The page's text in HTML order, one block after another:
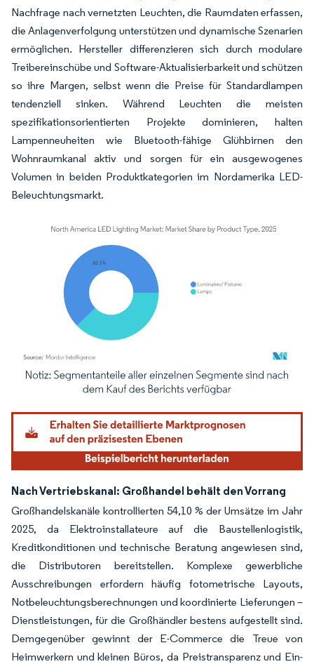
Nachfrage nach vernetzten Leuchten, die Raumdaten erfassen,
die Anlagenverfolgung unterstützen und dynamische Szenarien
ermöglichen. Hersteller differenzieren sich durch modulare
Treibereinschübe und Software-Aktualisierbarkeit und schützen
so ihre Margen, selbst wenn die Preise für Standardlampen
tendenziell sinken. Während Leuchten die meisten
spezifikationsorientierten Projekte dominieren, halten
Lampenneuheiten wie Bluetooth-fähige Glühbirnen den
Wohnraumkanal aktiv und sorgen für ein ausgewogenes
Volumen in beiden Produktkategorien im Nordamerika LED-
Beleuchtungsmarkt.
Bild © Mordor Intelligence. Wiederverwendung erfordert Namensnennung
Nach Vertriebskanal: Großhandel behält den Vorrang
Großhandelskanäle kontrollierten 54,10 % der Umsätze im Jahr
2025, da Elektroinstallateure auf die Baustellenlogistik,
Kreditkonditionen und technische Beratung angewiesen sind,
die Distributoren bereitstellen. Komplexe gewerbliche
Ausschreibungen erfordern häufig fotometrische Layouts,
Notbeleuchtungsberechnungen und koordinierte Lieferungen –
Dienstleistungen, für die Großhändler bestens aufgestellt sind.
Demgegenüber gewinnt der E-Commerce die Treue von
Heimwerkern und kleinen Büros, da Preistransparenz und Ein-